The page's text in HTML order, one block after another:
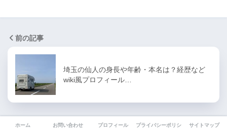
前の記事
埼玉の仙人の身長や年齢・本名は？経歴など
wiki風プロフィール…
次の記事
ホーム お問い合わせ プロフィール プライバシーポリシー サイトマップ